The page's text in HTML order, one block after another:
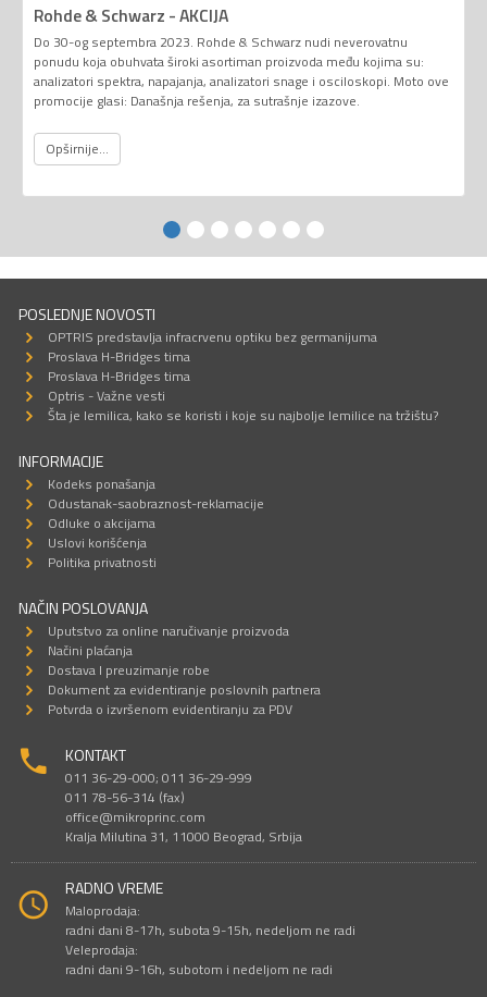
Rohde & Schwarz - AKCIJA
Do 30-og septembra 2023. Rohde & Schwarz nudi neverovatnu
ponudu koja obuhvata široki asortiman proizvoda među kojima su:
analizatori spektra, napajanja, analizatori snage i osciloskopi. Moto ove
promocije glasi: Današnja rešenja, za sutrašnje izazove.
Opširnije...
POSLEDNJE NOVOSTI
OPTRIS predstavlja infracrvenu optiku bez germanijuma
Proslava H-Bridges tima
Proslava H-Bridges tima
Optris - Važne vesti
Šta je lemilica, kako se koristi i koje su najbolje lemilice na tržištu?
INFORMACIJE
Kodeks ponašanja
Odustanak-saobraznost-reklamacije
Odluke o akcijama
Uslovi korišćenja
Politika privatnosti
NAČIN POSLOVANJA
Uputstvo za online naručivanje proizvoda
Načini plaćanja
Dostava I preuzimanje robe
Dokument za evidentiranje poslovnih partnera
Potvrda o izvršenom evidentiranju za PDV
KONTAKT
011 36-29-000; 011 36-29-999
011 78-56-314 (fax)
office@mikroprinc.com
Kralja Milutina 31, 11000 Beograd, Srbija
RADNO VREME
Maloprodaja:
radni dani 8-17h, subota 9-15h, nedeljom ne radi
Veleprodaja:
radni dani 9-16h, subotom i nedeljom ne radi